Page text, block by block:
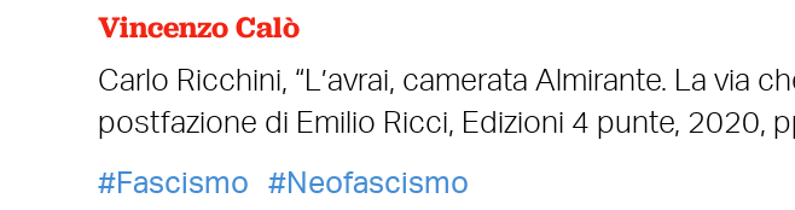
Vincenzo Calò
Carlo Ricchini, “L’avrai, camerata Almirante. La via
postfazione di Emilio Ricci, Edizioni 4 punte, 2020,
Fascismo
Neofascismo